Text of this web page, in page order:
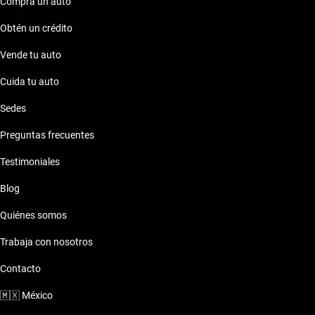
Obtén un crédito
Vende tu auto
Cuida tu auto
Sedes
Preguntas frecuentes
Testimoniales
Blog
Quiénes somos
Trabaja con nosotros
Contacto
🇲🇽 México